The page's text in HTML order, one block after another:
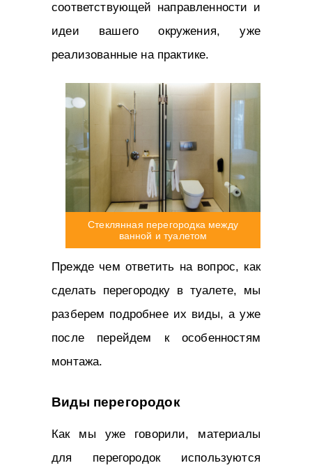
соответствующей направленности и
идеи вашего окружения, уже
реализованные на практике.
Стеклянная перегородка между
ванной и туалетом
Прежде чем ответить на вопрос, как
сделать перегородку в туалете, мы
разберем подробнее их виды, а уже
после перейдем к особенностям
монтажа.
Виды перегородок
Как мы уже говорили, материалы
для перегородок используются